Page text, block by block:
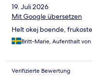
19. Juli 2026
Mit Google übersetzen
Helt okej boende,
Britt-Marie, Aufenthalt von
Verifizierte Bewertung